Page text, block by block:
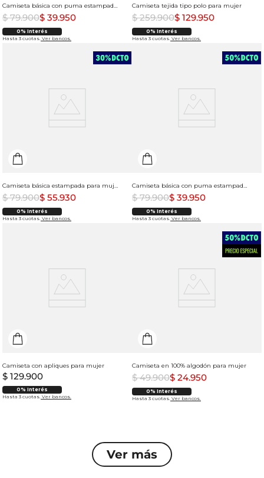
Camiseta básica con puma estampado para mujer
$ 79.900$ 39.950
0% Interés
Hasta 3 cuotas. Ver bancos.
Camiseta tejida tipo polo para mujer
$ 259.900$ 129.950
0% Interés
Hasta 3 cuotas. Ver bancos.
Camiseta básica estampada para mujer
$ 79.900$ 55.930
0% Interés
Hasta 3 cuotas. Ver bancos.
Camiseta básica con puma estampado para mujer
$ 79.900$ 39.950
0% Interés
Hasta 3 cuotas. Ver bancos.
Camiseta con apliques para mujer
$ 129.900
0% Interés
Hasta 3 cuotas. Ver bancos.
Camiseta en 100% algodón para mujer
$ 49.900$ 24.950
0% Interés
Hasta 3 cuotas. Ver bancos.